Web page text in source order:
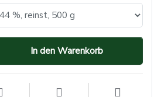
In den Warenkorb